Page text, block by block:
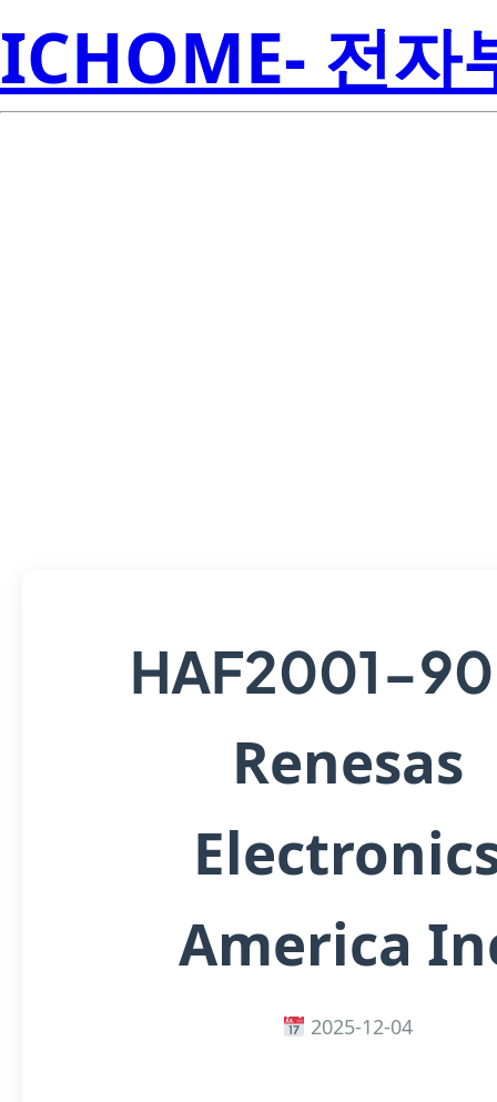
ICHOME- 전자
HAF2001-
Renesas
America
2025-12-04